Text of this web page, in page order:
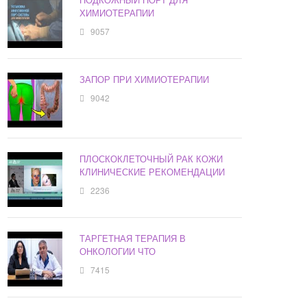
ХИМИОТЕРАПИИ
9057
ЗАПОР ПРИ ХИМИОТЕРАПИИ
9042
ПЛОСКОКЛЕТОЧНЫЙ РАК КОЖИ
КЛИНИЧЕСКИЕ РЕКОМЕНДАЦИИ
2236
ТАРГЕТНАЯ ТЕРАПИЯ В
ОНКОЛОГИИ ЧТО
7415